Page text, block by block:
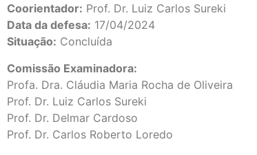
Coorientador: Prof. Dr. Luiz Carlos Sureki
Data da defesa: 17/04/2024
Situação: Concluída
Comissão Examinadora:
Profa. Dra. Cláudia Maria Rocha de Oliveira
Prof. Dr. Luiz Carlos Sureki
Prof. Dr. Delmar Cardoso
Prof. Dr. Carlos Roberto Loredo